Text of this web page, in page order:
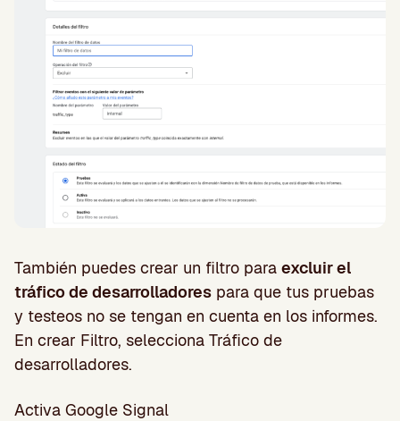
También puedes crear un filtro para excluir el
tráfico de desarrolladores para que tus pruebas
y testeos no se tengan en cuenta en los informes.
En crear Filtro, selecciona Tráfico de
desarrolladores.
Activa Google Signal